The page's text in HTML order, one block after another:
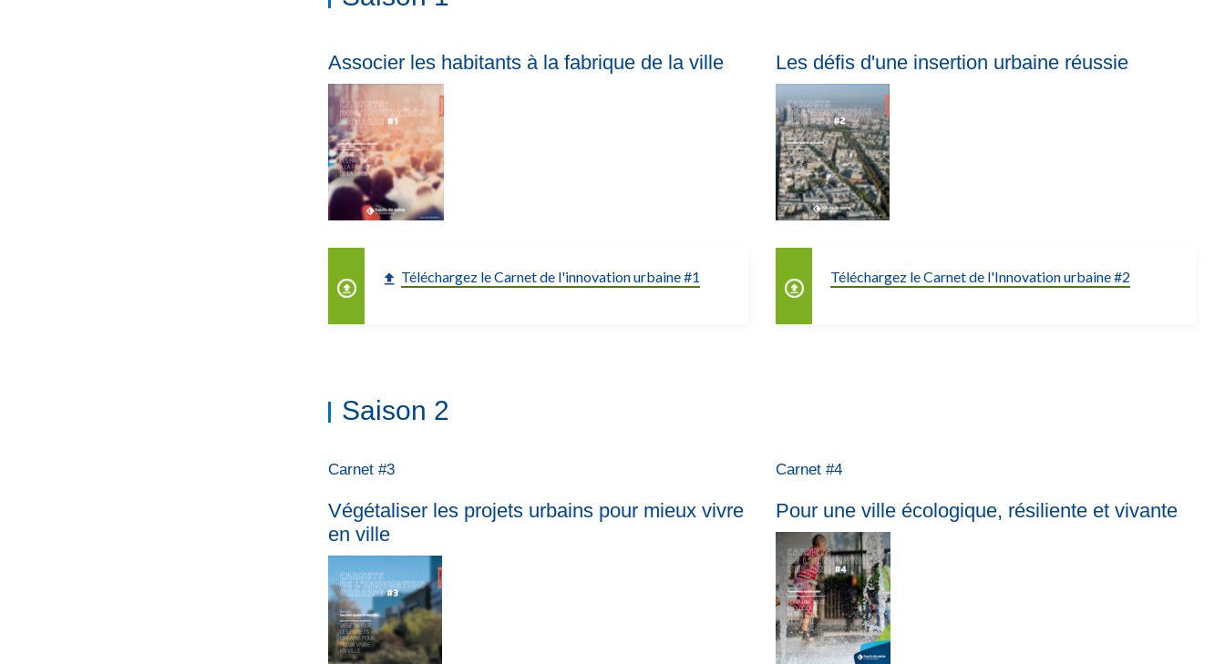
Associer les habitants à la fabrique de la ville
Téléchargez le Carnet de l'innovation urbaine #1
Les défis d'une insertion urbaine réussie
Téléchargez le Carnet de l'Innovation urbaine #2
Saison 2
Carnet #3
Végétaliser les projets urbains pour mieux vivre
en ville
Carnet #4
Pour une ville écologique, résiliente et vivante